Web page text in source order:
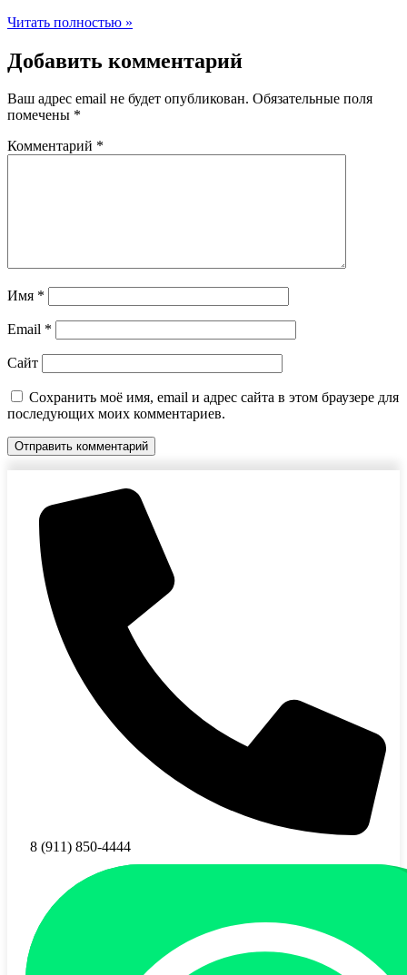
Читать полностью »
Добавить комментарий
Ваш адрес email не будет опубликован. Обязательные поля
помечены *
Комментарий *
Имя *
Email *
Сайт
Сохранить моё имя, email и адрес сайта в этом браузере для
последующих моих комментариев.
8 (911) 850-4444